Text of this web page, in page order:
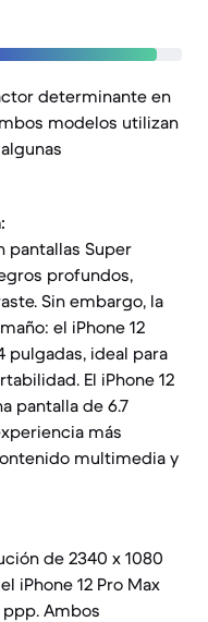
determinante en
modelos utilizan
pantallas Super
profundos,
Sin embargo, la
el iPhone 12
pulgadas, ideal para
El iPhone 12
pantalla de 6.7
más
multimedia y
de 2340 x 1080
iPhone 12 Pro Max
ppp. Ambos